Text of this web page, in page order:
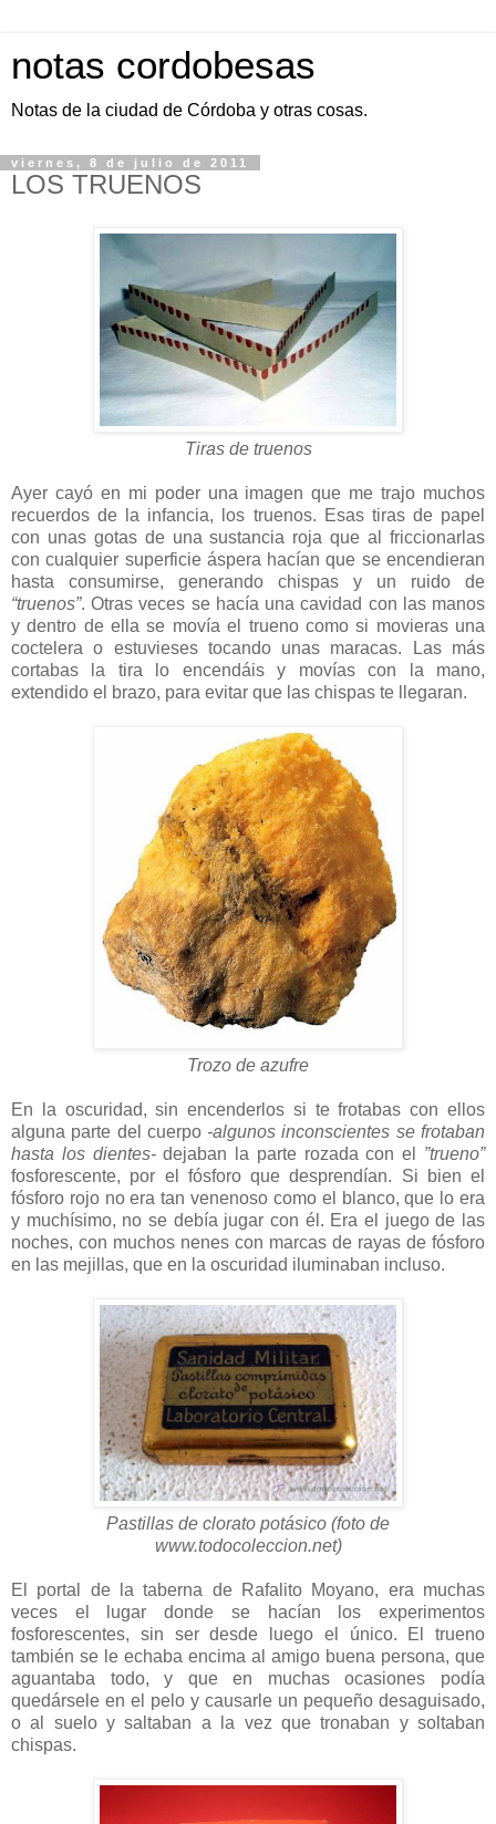
notas cordobesas
Notas de la ciudad de Córdoba y otras cosas.
viernes, 8 de julio de 2011
LOS TRUENOS
Tiras de truenos
Ayer cayó en mi poder una imagen que me trajo muchos
recuerdos de la infancia, los truenos. Esas tiras de papel
con unas gotas de una sustancia roja que al friccionarlas
con cualquier superficie áspera hacían que se encendieran
hasta consumirse, generando chispas y un ruido de
“truenos”. Otras veces se hacía una cavidad con las manos
y dentro de ella se movía el trueno como si movieras una
coctelera o estuvieses tocando unas maracas. Las más
cortabas la tira lo encendáis y movías con la mano,
extendido el brazo, para evitar que las chispas te llegaran.
Trozo de azufre
En la oscuridad, sin encenderlos si te frotabas con ellos
alguna parte del cuerpo -algunos inconscientes se frotaban
hasta los dientes-dejaban la parte rozada con el ”trueno”
fosforescente, por el fósforo que desprendían. Si bien el
fósforo rojo no era tan venenoso como el blanco, que lo era
y muchísimo, no se debía jugar con él. Era el juego de las
noches, con muchos nenes con marcas de rayas de fósforo
en las mejillas, que en la oscuridad iluminaban incluso.
Pastillas de clorato potásico (foto de
www.todocoleccion.net)
El portal de la taberna de Rafalito Moyano, era muchas
veces el lugar donde se hacían los experimentos
fosforescentes, sin ser desde luego el único. El trueno
también se le echaba encima al amigo buena persona, que
aguantaba todo, y que en muchas ocasiones podía
quedársele en el pelo y causarle un pequeño desaguisado,
o al suelo y saltaban a la vez que tronaban y soltaban
chispas.